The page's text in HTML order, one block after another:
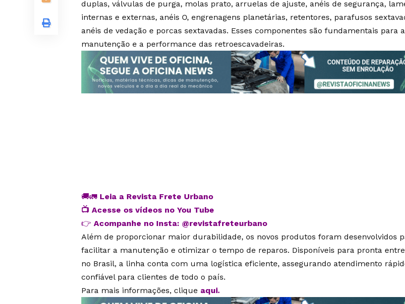
duplas, válvulas de purga, molas prato, arruelas de ajuste, anéis de segurança,
internas e externas, anéis O, engrenagens planetárias, retentores, parafusos
anéis de vedação e porcas sextavadas. Esses componentes são fundamentais para a
manutenção e a performance das retroescavadeiras.
🚚🚛 Leia a Revista Frete Urbano
📺 Acesse os vídeos no You Tube
👉 Acompanhe no Insta: @revistafreteurbano
Além de proporcionar maior durabilidade, os novos produtos foram desenvolvidos
facilitar a manutenção e otimizar o tempo de reparos. Disponíveis para pronta
no Brasil, a linha conta com uma logística eficiente, assegurando atendimento
confiável para clientes de todo o país.
Para mais informações, clique aqui.